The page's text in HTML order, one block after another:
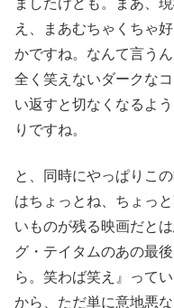
ましたけども。まあ、
え、まあむちゃくちゃ
かですね。なんて言う
全く笑えないダークな
い返すと切なくなるよ
りですね。
と、同時にやっぱりこ
はちょっとね、ちょっ
いものが残る映画だと
グ・テイタムのあの最
ら。笑わば笑え』って
から、ただ単に意地悪